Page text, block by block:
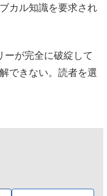
カル知識を要求され
ーが完全に破綻して
できない。読者を選